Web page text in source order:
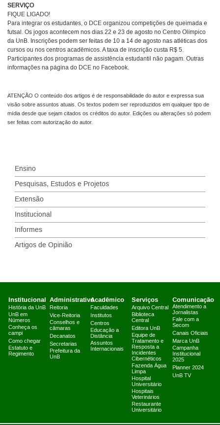
SERVIÇO
FIQUE LIGADO!
Para integrar os estudantes, o DCE organizou competições de queimada e
futsal. Os jogos acontecem nos dias 22 e 23 de agosto no Centro Olímpico
da UnB. Inscrições podem ser feitas de 10 a 14 de agosto nas atléticas dos
cursos ou nos centros acadêmicos. A taxa de inscrição custa R$ 5.
Participantes dos programas de assistência estudantil não pagam. Outras
informações na página do DCE no Facebook.
ATENÇÃO O conteúdo dos artigos é de responsabilidade do autor e expressa sua
visão sobre assuntos atuais. Os textos podem ser reproduzidos em qualquer tipo de
mídia desde que sejam citados os créditos do autor. Edições ou alterações só podem
ser feitas com autorização do autor.
Ensino
Pesquisas, Estudos e Projetos
Extensão
Institucional
Informes
Artigos de Opinião
Institucional
História da UnB
UnB em
Números
Conheça os
campi
Como chegar
Estatuto e
Regimento
Administrativo
Reitoria
Vice-Reitoria
Conselhos e
câmaras
Decanatos
Secretarias
Prefeitura da
UnB
Acadêmico
Faculdades
Institutos
Centros
Educação a
Distância
Assuntos
Internacionais
Serviços
Arquivo Central
Biblioteca
Central
Editora UnB
Equipe de
Tratamento e
Resposta a
Incidentes
Cibernéticos
Fazenda Água
Limpa
Hospital
Universitário
Hospitais
Veterinários
Restaurante
Universitário
Comunicação
Atendimento a
Jornalistas
Fale com a
Secom
Canais Oficiais
Marca UnB
Campanha
Institucional
2025
Planner 2024
UnB TV